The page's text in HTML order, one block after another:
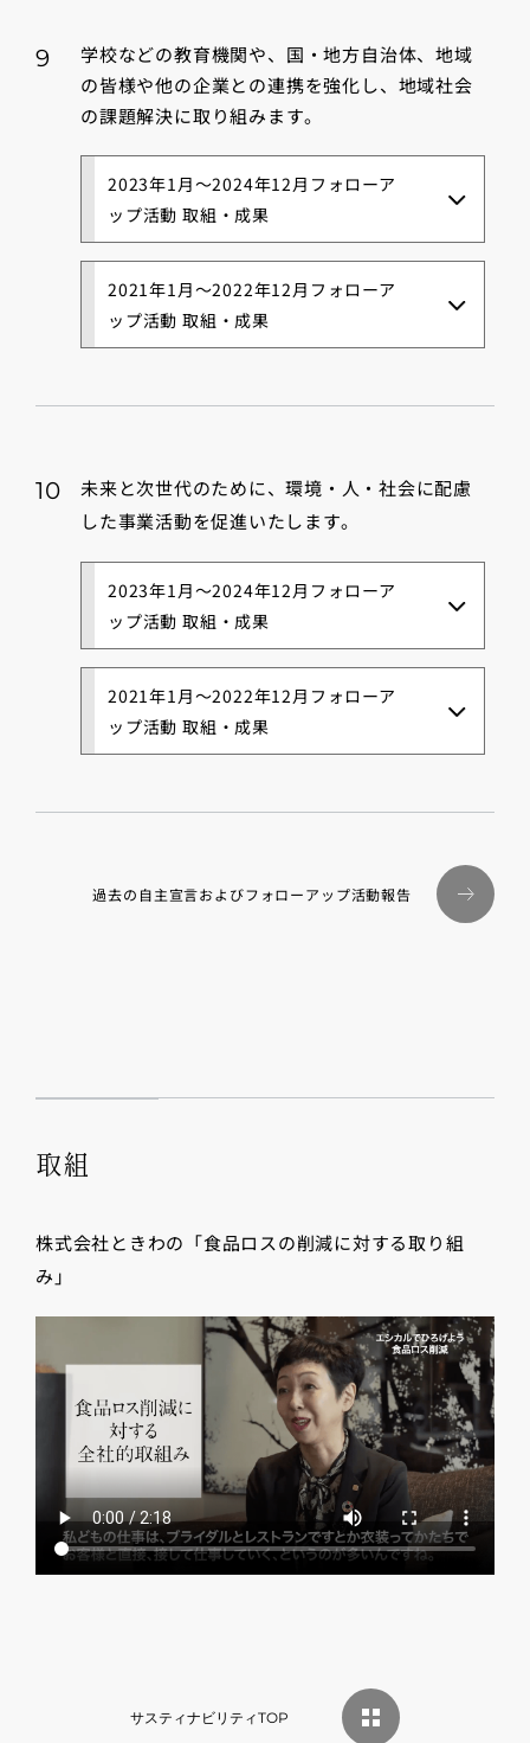
9
学校などの教育機関や、国・地方自治体、地域
の皆様や他の企業との連携を強化し、地域社会
の課題解決に取り組みます。
2023年1月～2024年12月フォローア
ップ活動 取組・成果
2021年1月～2022年12月フォローア
ップ活動 取組・成果
10
未来と次世代のために、環境・人・社会に配慮
した事業活動を促進いたします。
2023年1月～2024年12月フォローア
ップ活動 取組・成果
2021年1月～2022年12月フォローア
ップ活動 取組・成果
過去の自主宣言およびフォローアップ活動報告
取組
株式会社ときわの「食品ロスの削減に対する取り組
み」
サスティナビリティTOP